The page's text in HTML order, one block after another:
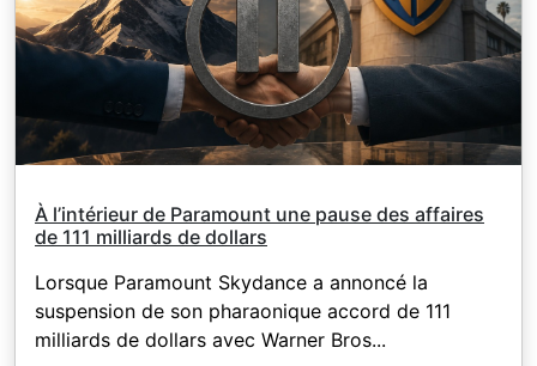
À l’intérieur de Paramount une pause des affaires
de 111 milliards de dollars
Lorsque Paramount Skydance a annoncé la
suspension de son pharaonique accord de 111
milliards de dollars avec Warner Bros...